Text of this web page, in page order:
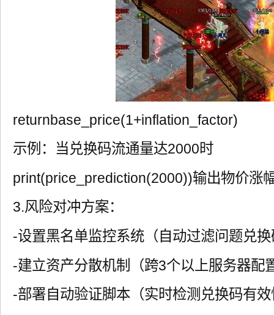
returnbase_price(1+inflation_factor)
示例：当兑换码流通量达2000时
print(price_prediction(2000))输出物价涨
3.风险对冲方案：
-设置黑名单监控系统（自动过滤问题兑
-建立资产分散机制（跨3个以上服务器配
-部署自动验证脚本（实时检测兑换码有